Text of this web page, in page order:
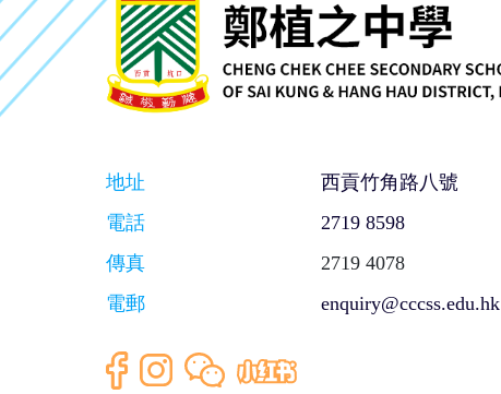
地址
西貢竹角路八號
電話
2719 8598
傳真
2719 4078
電郵
enquiry@cccss.edu.hk